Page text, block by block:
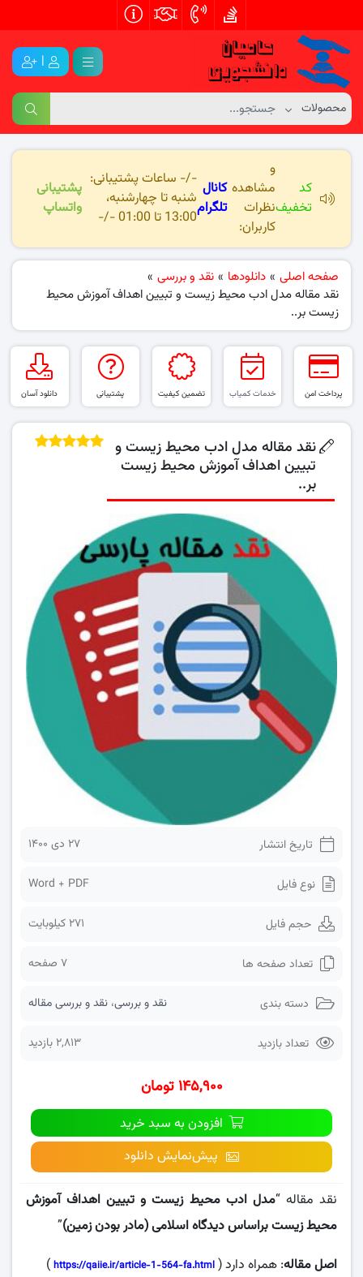
|
کد
تخفیف
و
مشاهده
نظرات
کاربران:
کانال
تلگرام
-/- ساعات پشتیبانی:
شنبه تا چهارشنبه،
13:00 تا 01:00 -/-
پشتیبانی
واتساپ
صفحه اصلی » دانلودها » نقد و بررسی »
نقد مقاله مدل ادب محیط زیست و تبیین اهداف آموزش محیط
زیست بر..
پرداخت امن خدمات کمیاب تضمین کیفیت پشتیبانی دانلود آسان
نقد مقاله مدل ادب محیط زیست و
تبیین اهداف آموزش محیط زیست
بر..
تاریخ انتشار ۲۷ دی ۱۴۰۰
نوع فایل Word + PDF
حجم فایل 271 کیلوبایت
تعداد صفحه ها 7 صفحه
دسته بندی نقد و بررسی، نقد و بررسی مقاله
تعداد بازدید 2,813 بازدید
۱۴۵,۹۰۰ تومان
افزودن به سبد خرید
پیش‌نمایش دانلود
نقد مقاله “مدل ادب محیط زیست و تبیین اهداف آموزش
محیط زیست براساس دیدگاه اسلامی (مادر بودن زمین)”
اصل مقاله: همراه دارد ( https://qaiie.ir/article-1-564-fa.html
)